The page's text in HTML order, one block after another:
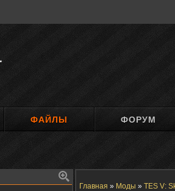
ФАЙЛЫ ФОРУМ
Главная » Моды » TES V: